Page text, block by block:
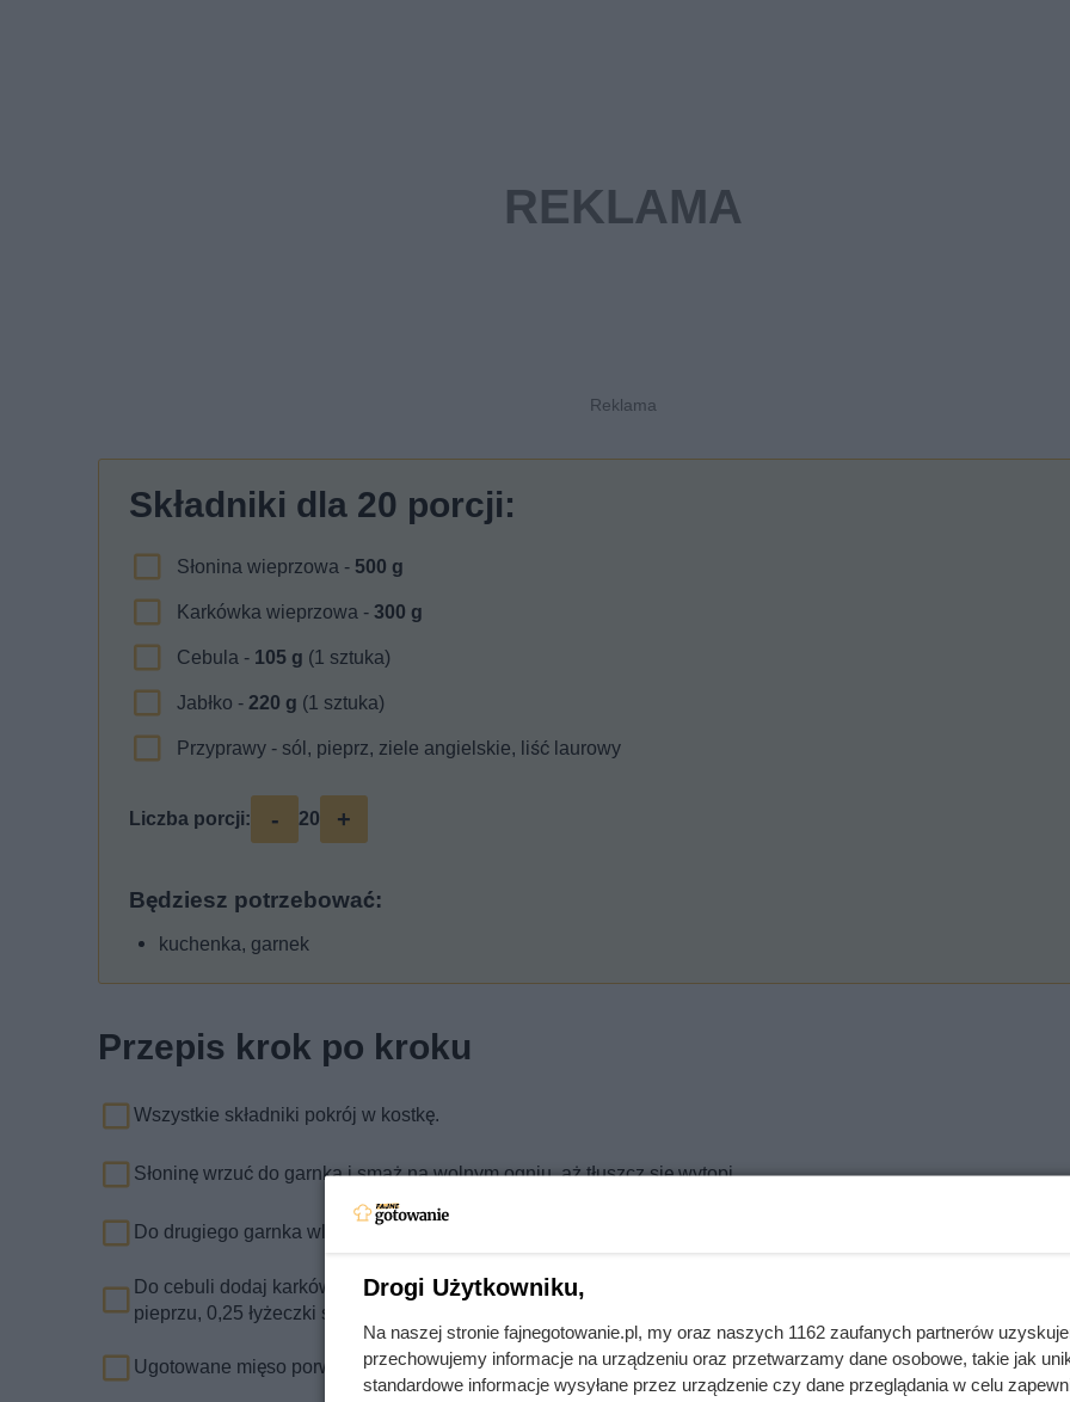
Składniki dla 20 porcji:
Słonina wieprzowa - 500 g
Karkówka wieprzowa - 300 g
Cebula - 105 g (1 sztuka)
Jabłko - 220 g (1 sztuka)
Przyprawy - sól, pieprz, ziele angielskie, liść laurowy
Liczba porcji: - 20 +
Będziesz potrzebować:
kuchenka, garnek
Przepis krok po kroku
Wszystkie składniki pokrój w kostkę.
Słoninę wrzuć do garnka i smaż na wolnym ogniu, aż tłuszcz się wytopi.
Do drugiego garnka wlej łyżkę wytopionego tłuszczu i podsmaż na nim cebulę.
Do cebuli dodaj karkówkę, lekko podsmaż i dodaj jabłko, 2 liście laurowe, 4 ziarna ziela angielskiego, 0,5
pieprzu, 0,25 łyżeczki soli, i 1/4 szklanki wody. Duś wszystko pod przykryciem, na wolnym ogniu, około 2 godzin.
Ugotowane mięso porwij i dodaj do płynnego tłuszczu ze skwarkami.
Drogi Użytkowniku,
Na naszej stronie fajnegotowanie.pl, my oraz naszych 1162 zaufanych partnerów
przechowujemy informacje na urządzeniu oraz przetwarzamy dane osobowe, takie jak
standardowe informacje wysyłane przez urządzenie czy dane przeglądania w celu